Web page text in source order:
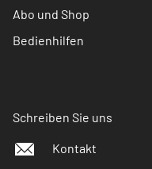
Abo und Shop
Bedienhilfen
Schreiben Sie uns
Kontakt